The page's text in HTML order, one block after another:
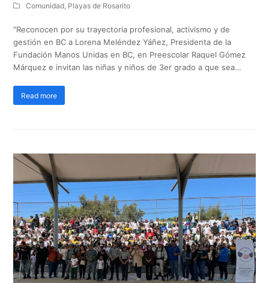
Comunidad, Playas de Rosarito
“Reconocen por su trayectoria profesional, activismo y de
gestión en BC a Lorena Meléndez Yáñez, Presidenta de la
Fundación Manos Unidas en BC, en Preescolar Raquel Gómez
Márquez e invitan las niñas y niños de 3er grado a que sea…
Read more